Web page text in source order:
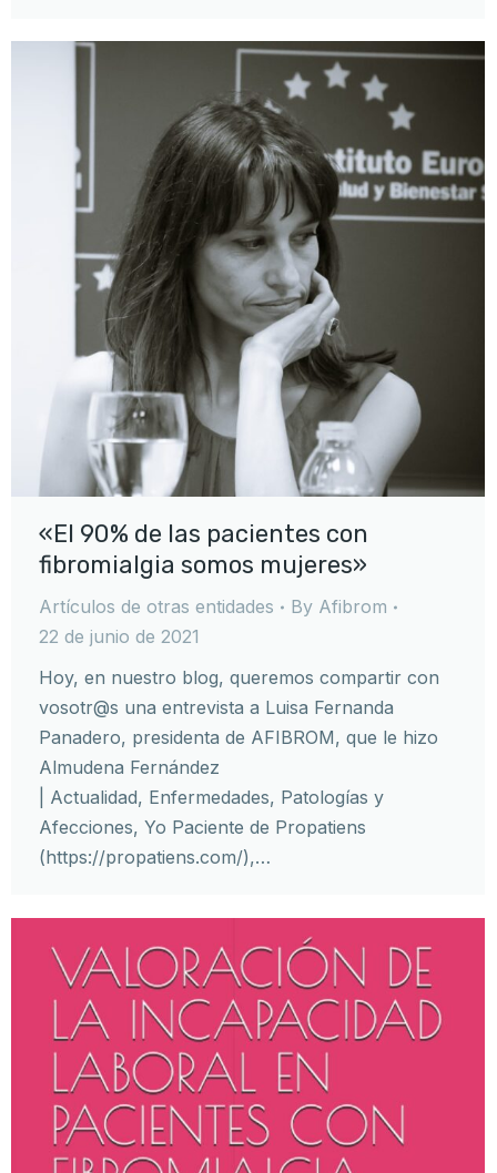
«El 90% de las pacientes con
fibromialgia somos mujeres»
Artículos de otras entidades By Afibrom
22 de junio de 2021
Hoy, en nuestro blog, queremos compartir con
vosotr@s una entrevista a Luisa Fernanda
Panadero, presidenta de AFIBROM, que le hizo
Almudena Fernández
| Actualidad, Enfermedades, Patologías y
Afecciones, Yo Paciente de Propatiens
(https://propatiens.com/),…